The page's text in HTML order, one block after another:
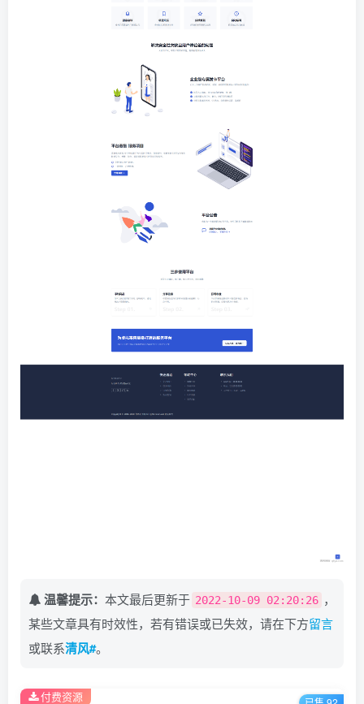
温馨提示： 本文最后更新于 2022-10-09 02:20:26 ，
某些文章具有时效性，若有错误或已失效，请在下方留言
或联系清风#。
付费资源